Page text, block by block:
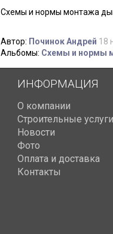
Схемы и нормы монтажа
Автор: Починок Андрей 18
Альбомы: Схемы и нормы
ИНФОРМАЦИЯ
О компании
Строительные услуги
Новости
Фото
Оплата и доставка
Контакты